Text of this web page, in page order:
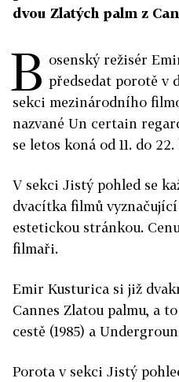
dvou Zlatých palm z
B osenský režisér
předsedat porotě v
sekci mezinárodního
nazvané Un certain
se letos koná od 11. do
V sekci Jistý pohled se
dvacítka filmů
estetickou stránkou.
filmaři.
Emir Kusturica si již
Cannes Zlatou palmu, a
cestě (1985) a
Porota v sekci Jistý